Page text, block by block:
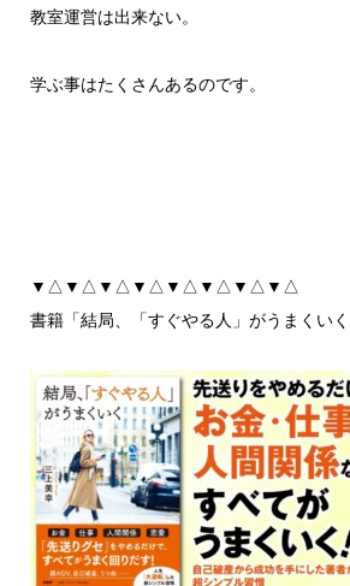
教室運営は出来ない。
学ぶ事はたくさんあるのです。
▼△▼△▼△▼△▼△▼△▼△▼△
書籍「結局、「すぐやる人」がうまくい